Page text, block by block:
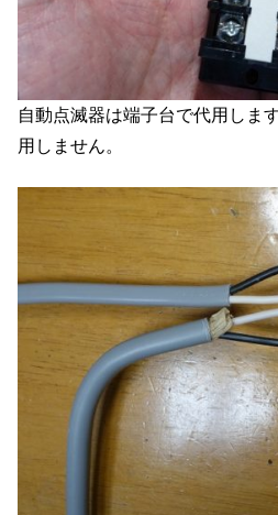
自動点滅器は端子台で代用しま
用しません。